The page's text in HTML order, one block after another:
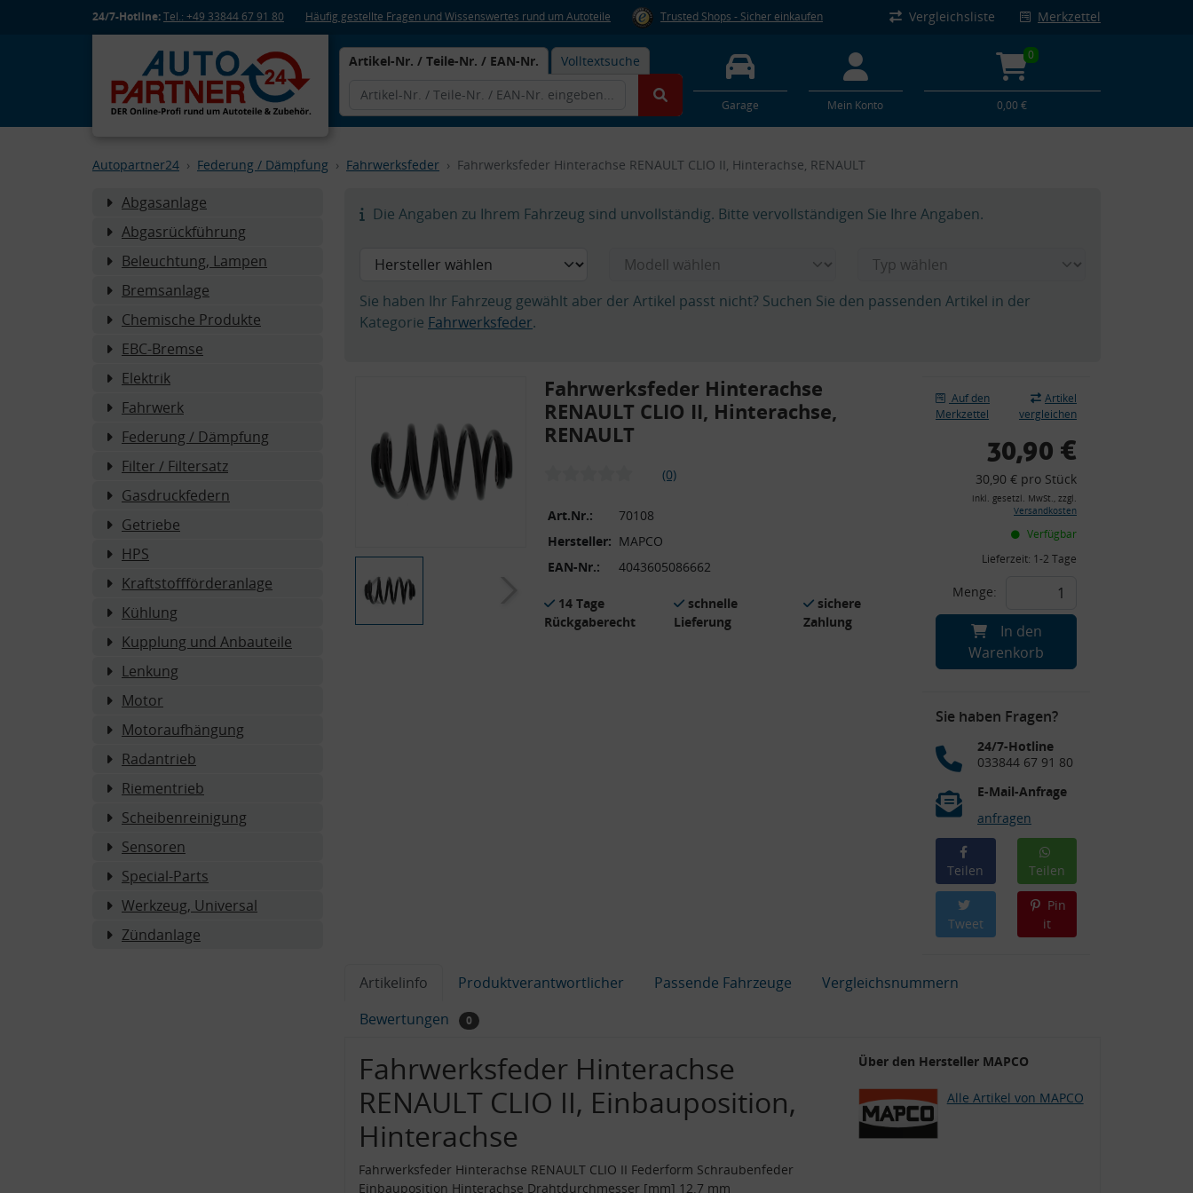
24/7-Hotline:Tel.: +49 33844 67 91 80 Häufig gestellte Fragen und Wissenswertes rund um Autoteile Trusted Shops - Sicher einkaufen Vergleichsliste Merkzettel
Artikel-Nr. / Teile-Nr. / EAN-Nr. Volltextsuche
Garage Mein Konto
0
0,00 €
Autopartner24 Federung / Dämpfung Fahrwerksfeder Fahrwerksfeder Hinterachse RENAULT CLIO II, Hinterachse, RENAULT
Abgasanlage
Abgasrückführung
Beleuchtung, Lampen
Bremsanlage
Chemische Produkte
EBC-Bremse
Elektrik
Fahrwerk
Federung / Dämpfung
Filter / Filtersatz
Gasdruckfedern
Getriebe
HPS
Kraftstoffförderanlage
Kühlung
Kupplung und Anbauteile
Lenkung
Motor
Motoraufhängung
Radantrieb
Riementrieb
Scheibenreinigung
Sensoren
Special-Parts
Werkzeug, Universal
Zündanlage
Die Angaben zu Ihrem Fahrzeug sind unvollständig. Bitte vervollständigen Sie Ihre Angaben.
Sie haben Ihr Fahrzeug gewählt aber der Artikel passt nicht? Suchen Sie den passenden Artikel in der
Kategorie Fahrwerksfeder.
Fahrwerksfeder Hinterachse
RENAULT CLIO II, Hinterachse,
RENAULT
(0)
Art.Nr.:
70108
Hersteller: MAPCO
EAN-Nr.:
4043605086662
14 Tage
Rückgaberecht
schnelle
Lieferung
sichere
Zahlung
Auf den
Merkzettel
Artikel
vergleichen
30,90 €
30,90 € pro Stück
inkl. gesetzl. MwSt., zzgl.
Versandkosten
Verfügbar
Lieferzeit: 1-2 Tage
Menge:
In den
Warenkorb
Sie haben Fragen?
24/7-Hotline
033844 67 91 80
E-Mail-Anfrage
anfragen
Teilen Teilen
Tweet
Pin
it
Artikelinfo Produktverantwortlicher Passende Fahrzeuge
Vergleichsnummern
Bewertungen
0
Fahrwerksfeder Hinterachse
RENAULT CLIO II, Einbauposition,
Hinterachse
Fahrwerksfeder Hinterachse RENAULT CLIO II Federform Schraubenfeder
Einbauposition Hinterachse Drahtdurchmesser [mm] 12.7 mm
Über den Hersteller MAPCO
Alle Artikel von MAPCO